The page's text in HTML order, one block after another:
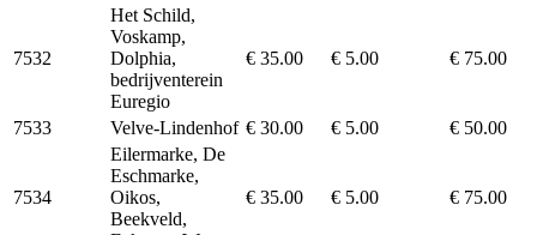
7532
Het Schild,
Voskamp,
Dolphia,
bedrijventerein
Euregio
€ 35.00 € 5.00 € 75.00
7533 Velve-Lindenhof € 30.00 € 5.00 € 50.00
7534
Eilermarke, De
Eschmarke,
Oikos,
Beekveld,
€ 35.00 € 5.00 € 75.00